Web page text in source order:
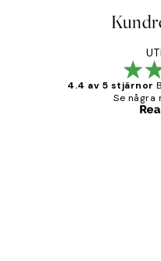
4.4 av 5 stjärnor
Se några